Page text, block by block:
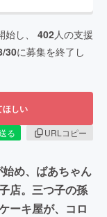
始し、 402人の支援
30に募集を終了し
ほしい
る
URLコピー
め、ばあちゃん
店。三つ子の孫
ーキ屋が、コロ